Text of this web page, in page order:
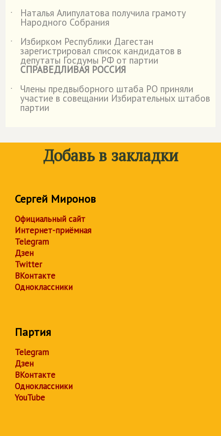
˙
Наталья Алипулатова получила грамоту
Народного Собрания
˙
Избирком Республики Дагестан
зарегистрировал список кандидатов в
депутаты Госдумы РФ от партии
СПРАВЕДЛИВАЯ РОССИЯ
˙
Члены предвыборного штаба РО приняли
участие в совещании Избирательных штабов
партии
Добавь в закладки
Сергей Миронов
Официальный сайт
Интернет-приёмная
Telegram
Дзен
Twitter
ВКонтакте
Одноклассники
Партия
Telegram
Дзен
ВКонтакте
Одноклассники
YouTube